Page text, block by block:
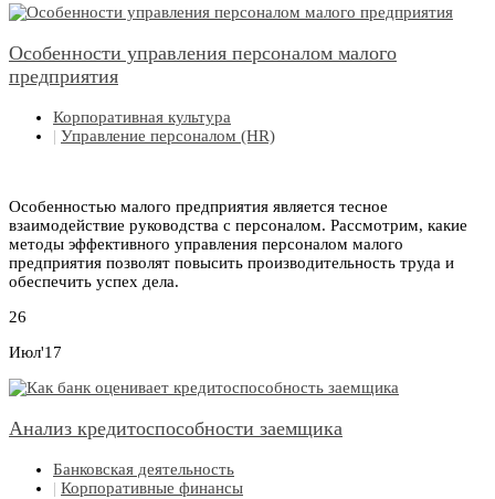
Особенности управления персоналом малого
предприятия
Корпоративная культура
| Управление персоналом (HR)
Особенностью малого предприятия является тесное
взаимодействие руководства с персоналом. Рассмотрим, какие
методы эффективного управления персоналом малого
предприятия позволят повысить производительность труда и
обеспечить успех дела.
26
Июл'17
Анализ кредитоспособности заемщика
Банковская деятельность
| Корпоративные финансы